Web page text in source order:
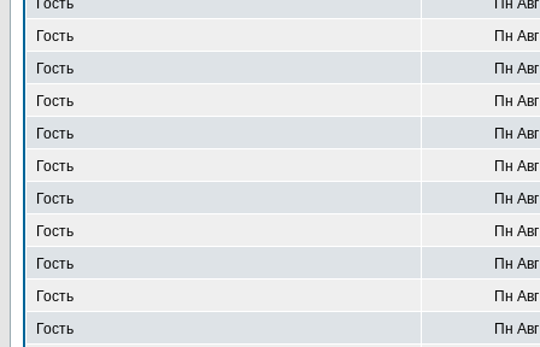
Гость
Пн
Гость
Пн
Гость
Пн
Гость
Пн
Гость
Пн
Гость
Пн
Гость
Пн
Гость
Пн
Гость
Пн
Гость
Пн
Гость
Пн